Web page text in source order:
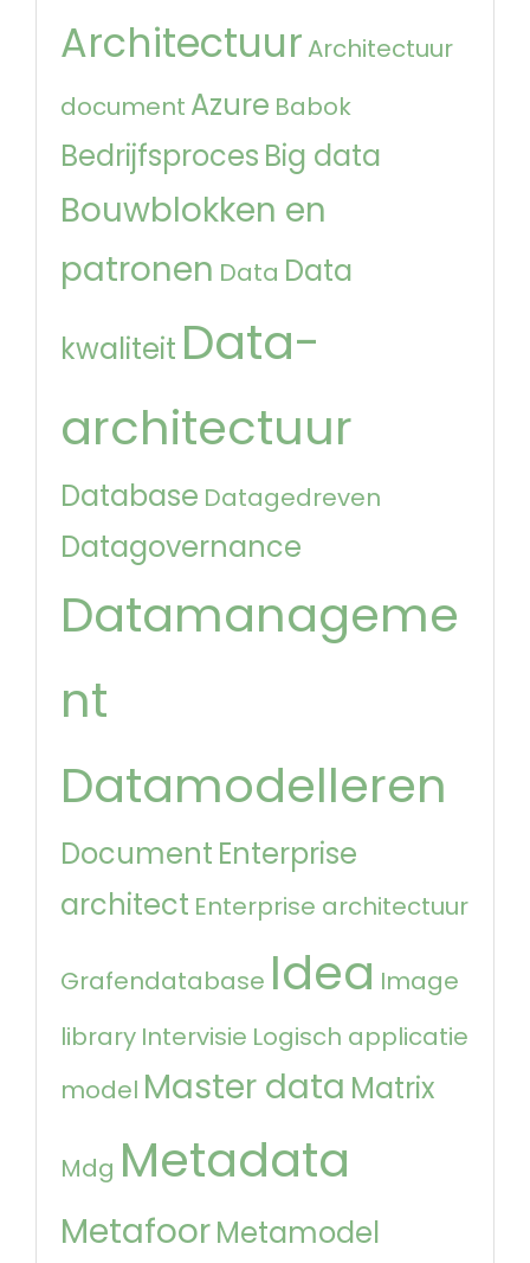
Architectuur Architectuur
document Azure Babok
Bedrijfsproces Big data
Bouwblokken en
patronen Data Data
kwaliteit Data-
architectuur
Database Datagedreven
Datagovernance
Datamanageme
nt
Datamodelleren
Document Enterprise
architect Enterprise architectuur
Grafendatabase Idea Image
library Intervisie Logisch applicatie
model Master data Matrix
Mdg Metadata
MetafoorMetamodel